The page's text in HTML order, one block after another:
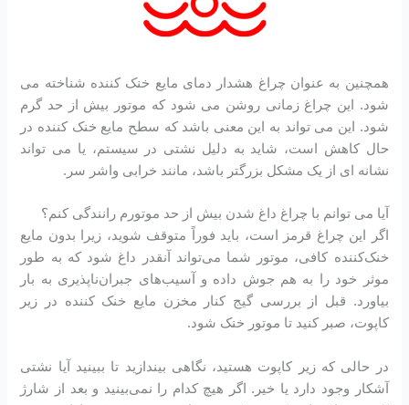
همچنین به عنوان چراغ هشدار دمای مایع خنک کننده شناخته می
شود. این چراغ زمانی روشن می شود که موتور بیش از حد گرم
شود. این می تواند به این معنی باشد که سطح مایع خنک کننده در
حال کاهش است، شاید به دلیل نشتی در سیستم، یا می تواند
نشانه ای از یک مشکل بزرگتر باشد، مانند خرابی واشر سر.
آیا می توانم با چراغ داغ شدن بیش از حد موتورم رانندگی کنم؟
اگر این چراغ قرمز است، باید فوراً متوقف شوید، زیرا بدون مایع
خنک‌کننده کافی، موتور شما می‌تواند آنقدر داغ شود که به طور
موثر خود را به هم جوش داده و آسیب‌های جبران‌ناپذیری به بار
بیاورد. قبل از بررسی گیج کنار مخزن مایع خنک کننده در زیر
کاپوت، صبر کنید تا موتور خنک شود.
در حالی که زیر کاپوت هستید، نگاهی بیندازید تا ببینید آیا نشتی
آشکار وجود دارد یا خیر. اگر هیچ کدام را نمی‌بینید و بعد از شارژ